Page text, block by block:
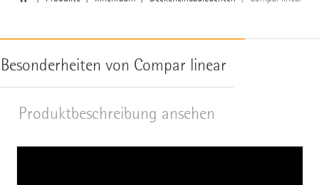
Besonderheiten von Compar linear
Produktbeschreibung ansehen